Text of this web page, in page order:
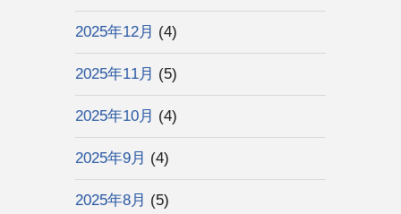
2025年12月 (4)
2025年11月 (5)
2025年10月 (4)
2025年9月 (4)
2025年8月 (5)